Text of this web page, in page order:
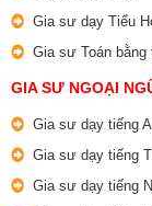
Gia sư dạy Tiểu
Gia sư Toán bằng
GIA SƯ NGOẠI
Gia sư dạy tiếng
Gia sư dạy tiếng
Gia sư dạy tiếng